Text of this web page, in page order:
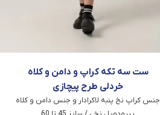
ست سه تکه کراپ و دامن و کلاه
خردلی طرح پیچازی
جنس کراپ نخ پنبه لاکرادار و جنس دامن و کلاه